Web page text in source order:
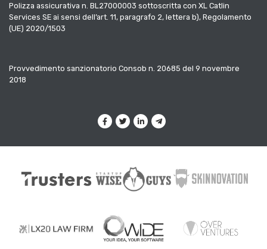
Polizza assicurativa n. BL27000003 sottoscritta con XL Catlin
Services SE ai sensi dell’art. 11, paragrafo 2, lettera b), Regolamento
(UE) 2020/1503
Provvedimento sanzionatorio Consob n. 20685 del 9 novembre
2018